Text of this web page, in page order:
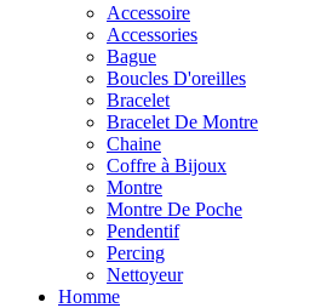
Accessoire
Accessories
Bague
Boucles D'oreilles
Bracelet
Bracelet De Montre
Chaine
Coffre à Bijoux
Montre
Montre De Poche
Pendentif
Percing
Nettoyeur
Homme